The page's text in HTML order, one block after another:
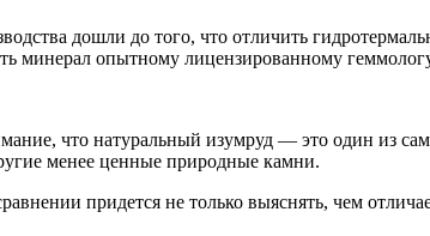
дошли до того, что отличить
минерал опытному лицензированному
что натуральный изумруд — это один из
менее ценные природные камни.
придется не только выяснять, чем